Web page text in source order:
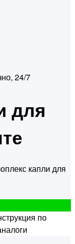
24/7
для
капли для